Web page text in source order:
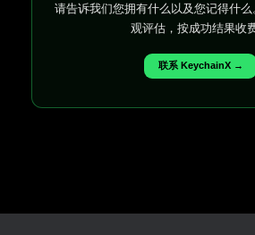
请告诉我们您拥有什么以及您记得什
观评估，按成功结果收费
联系 KeychainX →